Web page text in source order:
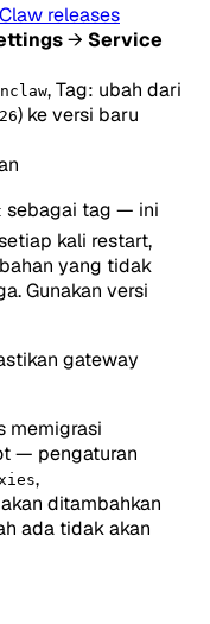
releases
→ Service
, Tag: ubah dari
) ke versi baru
sebagai tag — ini
kali restart,
yang tidak
Gunakan versi
gateway
memigrasi
— pengaturan
,
ditambahkan
ada tidak akan